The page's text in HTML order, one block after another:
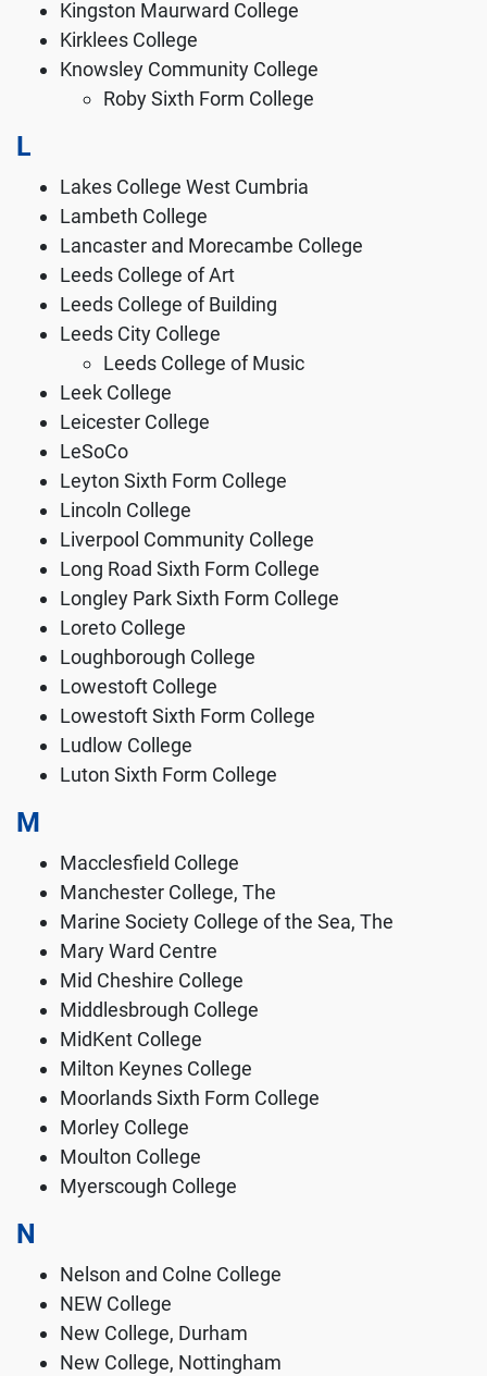
Kingston Maurward College
Kirklees College
Knowsley Community College
Roby Sixth Form College
L
Lakes College West Cumbria
Lambeth College
Lancaster and Morecambe College
Leeds College of Art
Leeds College of Building
Leeds City College
Leeds College of Music
Leek College
Leicester College
LeSoCo
Leyton Sixth Form College
Lincoln College
Liverpool Community College
Long Road Sixth Form College
Longley Park Sixth Form College
Loreto College
Loughborough College
Lowestoft College
Lowestoft Sixth Form College
Ludlow College
Luton Sixth Form College
M
Macclesfield College
Manchester College, The
Marine Society College of the Sea, The
Mary Ward Centre
Mid Cheshire College
Middlesbrough College
MidKent College
Milton Keynes College
Moorlands Sixth Form College
Morley College
Moulton College
Myerscough College
N
Nelson and Colne College
NEW College
New College, Durham
New College, Nottingham